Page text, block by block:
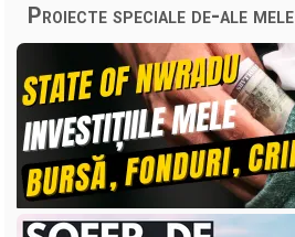
Proiecte speciale de-ale mele